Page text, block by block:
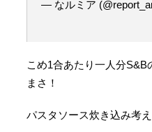
— なルミア
こめ1合あたり一人分
まさ！
パスタソース炊き込み考